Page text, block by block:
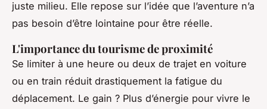
juste milieu. Elle repose sur l’idée que l’aventure n’a
pas besoin d’être lointaine pour être réelle.
L'importance du tourisme de proximité
Se limiter à une heure ou deux de trajet en voiture
ou en train réduit drastiquement la fatigue du
déplacement. Le gain ? Plus d’énergie pour vivre le